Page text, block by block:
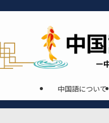
中国語について